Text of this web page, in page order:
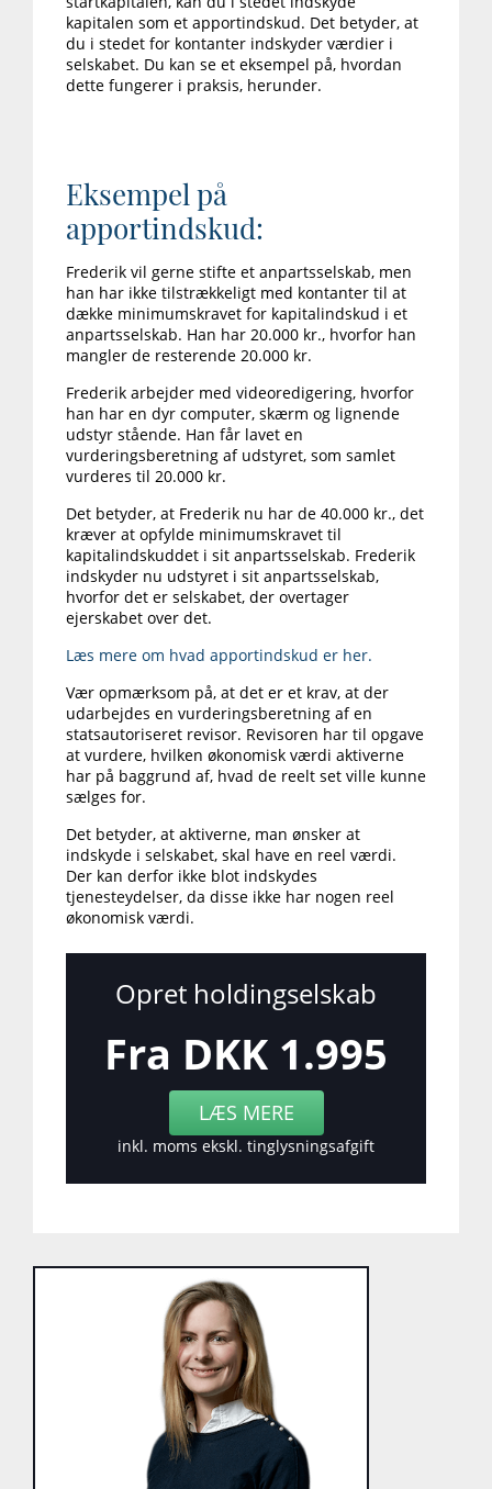
kapitalen som et apportindskud. Det betyder, at
du i stedet for kontanter indskyder værdier i
selskabet. Du kan se et eksempel på, hvordan
dette fungerer i praksis, herunder.
Eksempel på
apportindskud:
Frederik vil gerne stifte et anpartsselskab, men
han har ikke tilstrækkeligt med kontanter til at
dække minimumskravet for kapitalindskud i et
anpartsselskab. Han har 20.000 kr., hvorfor han
mangler de resterende 20.000 kr.
Frederik arbejder med videoredigering, hvorfor
han har en dyr computer, skærm og lignende
udstyr stående. Han får lavet en
vurderingsberetning af udstyret, som samlet
vurderes til 20.000 kr.
Det betyder, at Frederik nu har de 40.000 kr., det
kræver at opfylde minimumskravet til
kapitalindskuddet i sit anpartsselskab. Frederik
indskyder nu udstyret i sit anpartsselskab,
hvorfor det er selskabet, der overtager
ejerskabet over det.
Læs mere om hvad apportindskud er her.
Vær opmærksom på, at det er et krav, at der
udarbejdes en vurderingsberetning af en
statsautoriseret revisor. Revisoren har til opgave
at vurdere, hvilken økonomisk værdi aktiverne
har på baggrund af, hvad de reelt set ville kunne
sælges for.
Det betyder, at aktiverne, man ønsker at
indskyde i selskabet, skal have en reel værdi.
Der kan derfor ikke blot indskydes
tjenesteydelser, da disse ikke har nogen reel
økonomisk værdi.
Opret holdingselskab
Fra DKK 1.995
LÆS MERE
inkl. moms ekskl. tinglysningsafgift